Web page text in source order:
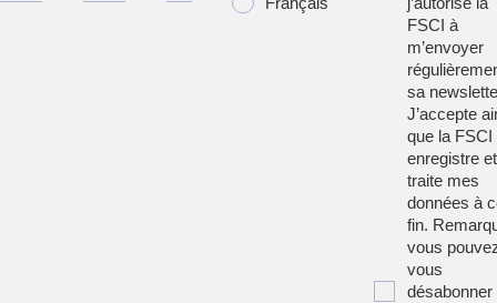
FSCI à
m’envoyer
sa
J’accepte
que la FSCI
enregistre et
traite mes
données à
fin.
vous
vous
désabonner